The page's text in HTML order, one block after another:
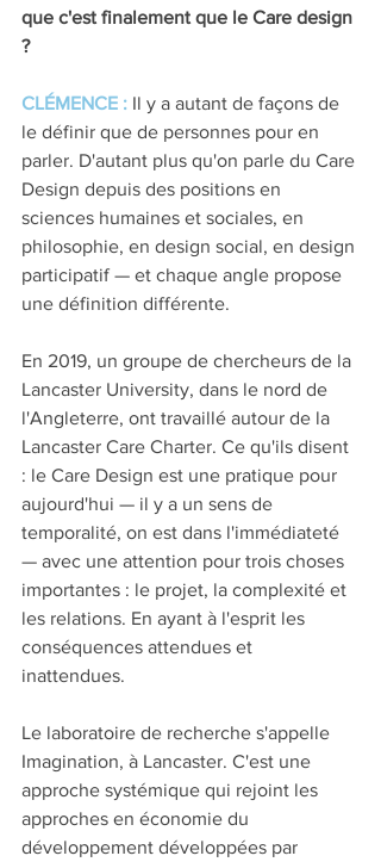
que c'est finalement que le Care design
?
CLÉMENCE : Il y a autant de façons de
le définir que de personnes pour en
parler. D'autant plus qu'on parle du Care
Design depuis des positions en
sciences humaines et sociales, en
philosophie, en design social, en design
participatif — et chaque angle propose
une définition différente.
En 2019, un groupe de chercheurs de la
Lancaster University, dans le nord de
l'Angleterre, ont travaillé autour de la
Lancaster Care Charter. Ce qu'ils disent
: le Care Design est une pratique pour
aujourd'hui — il y a un sens de
temporalité, on est dans l'immédiateté
— avec une attention pour trois choses
importantes : le projet, la complexité et
les relations. En ayant à l'esprit les
conséquences attendues et
inattendues.
Le laboratoire de recherche s'appelle
Imagination, à Lancaster. C'est une
approche systémique qui rejoint les
approches en économie du
développement développées par